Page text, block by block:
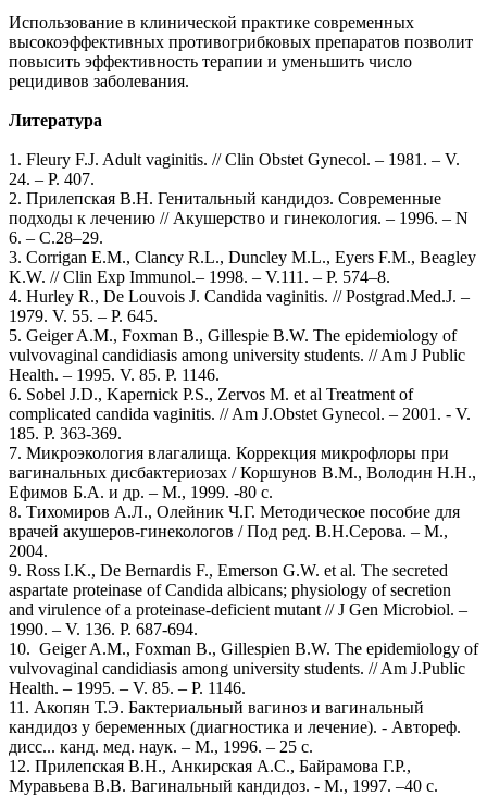
Использование в клинической практике современных
высокоэффективных противогрибковых препаратов позволит
повысить эффективность терапии и уменьшить число
рецидивов заболевания.
Литература
1. Fleury F.J. Adult vaginitis. // Clin Obstet Gynecol. – 1981. – V.
24. – P. 407.
2. Прилепская В.Н. Генитальный кандидоз. Современные
подходы к лечению // Акушерство и гинекология. – 1996. – N
6. – С.28–29.
3. Corrigan Е.М., Clancy R.L., Duncley M.L., Eyers F.M., Beagley
K.W. // Clin Exp Immunol.– 1998. – V.111. – P. 574–8.
4. Hurley R., De Louvois J. Candida vaginitis. // Postgrad.Med.J. –
1979. V. 55. – P. 645.
5. Geiger A.M., Foxman B., Gillespie B.W. The epidemiology of
vulvovaginal candidiasis among university students. // Am J Public
Health. – 1995. V. 85. P. 1146.
6. Sobel J.D., Kapernick P.S., Zervos M. et al Treatment of
complicated candida vaginitis. // Am J.Obstet Gynecol. – 2001. - V.
185. P. 363-369.
7. Микроэкология влагалища. Коррекция микрофлоры при
вагинальных дисбактериозах / Коршунов В.М., Володин Н.Н.,
Ефимов Б.А. и др. – М., 1999. -80 с.
8. Тихомиров А.Л., Олейник Ч.Г. Методическое пособие для
врачей акушеров-гинекологов / Под ред. В.Н.Серова. – М.,
2004.
9. Ross I.K., De Bernardis F., Emerson G.W. et al. The secreted
aspartate proteinase of Candida albicans; physiology of secretion
and virulence of a proteinase-deficient mutant // J Gen Microbiol. –
1990. – V. 136. P. 687-694.
10. Geiger A.M., Foxman B., Gillespien B.W. The epidemiology of
vulvovaginal candidiasis among university students. // Am J.Public
Health. – 1995. – V. 85. – P. 1146.
11. Акопян Т.Э. Бактериальный вагиноз и вагинальный
кандидоз у беременных (диагностика и лечение). - Автореф.
дисс... канд. мед. наук. – М., 1996. – 25 с.
12. Прилепская В.Н., Анкирская А.С., Байрамова Г.Р.,
Муравьева В.В. Вагинальный кандидоз. - М., 1997. –40 с.